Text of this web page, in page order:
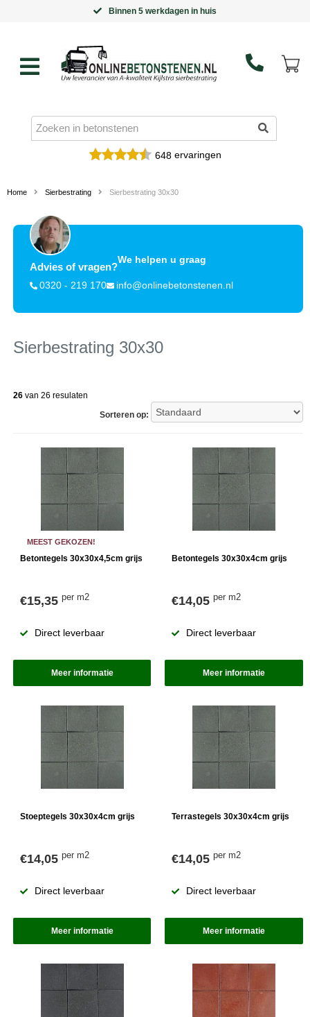
Binnen 5 werkdagen in huis
648ervaringen
Home Sierbestrating Sierbestrating 30x30
Advies of vragen?
We helpen u graag
0320 - 219 170 info@onlinebetonstenen.nl
Sierbestrating 30x30
26van 26 resulaten
Sorteren op:
MEEST GEKOZEN!
Betontegels 30x30x4,5cm grijs
€15,35 per m2
Direct leverbaar
Meer informatie
Betontegels 30x30x4cm grijs
€14,05per m2
Direct leverbaar
Meer informatie
Stoeptegels 30x30x4cm grijs
€14,05 per m2
Direct leverbaar
Meer informatie
Terrastegels 30x30x4cm grijs
€14,05per m2
Direct leverbaar
Meer informatie